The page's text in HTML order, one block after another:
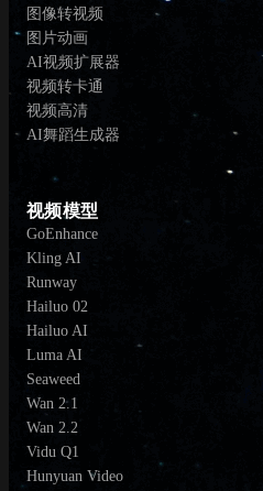
图像转视频
图片动画
AI视频扩展器
视频转卡通
视频高清
AI舞蹈生成器
视频模型
GoEnhance
Kling AI
Runway
Hailuo 02
Hailuo AI
Luma AI
Seaweed
Wan 2.1
Wan 2.2
Vidu Q1
Hunyuan Video